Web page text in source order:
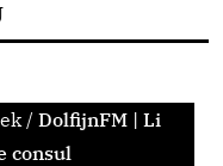
/ DolfijnFM | Li
consul